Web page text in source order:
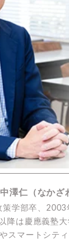
澤仁（なかざ
策学部卒、
降は慶應義塾
スマートシテ